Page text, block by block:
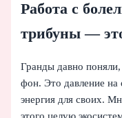
Работа с
трибуны —
Гранды давно
фон. Это давление на
энергия для своих.